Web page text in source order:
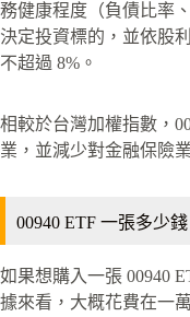
務健康程度（負債比率
決定投資標的，並依股
不超過 8%。
相較於台灣加權指數，
業，並減少對金融保險
00940 ETF 一張多少錢
如果想購入一張 00940
據來看，大概花費在一